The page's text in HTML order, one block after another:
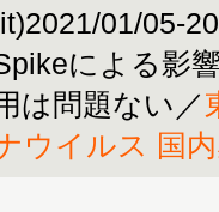
01/05-
による影
は問題ない／
ウイルス 国